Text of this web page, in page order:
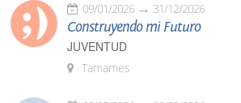
09/01/2026 31/12/2026
Construyendo mi Futuro
JUVENTUD
Tamames